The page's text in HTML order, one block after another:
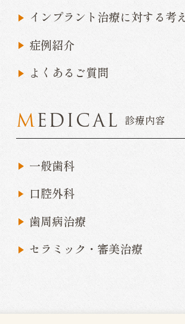
インプラント治療に対する考え
症例紹介
よくあるご質問
MEDICAL 診療内容
一般歯科
口腔外科
歯周病治療
セラミック・審美治療